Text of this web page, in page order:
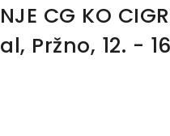
CG KO
Pržno, 12. -